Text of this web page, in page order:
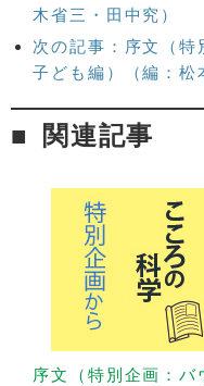
木省三・田中究）
次の記事：序文（
子ども編）（編：松
関連記事
序文（特別企画：バ